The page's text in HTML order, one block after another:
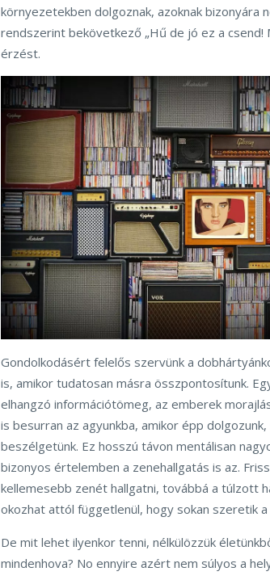
környezetekben dolgoznak, azoknak bizonyára
rendszerint bekövetkező „Hű de jó ez a csend!
érzést.
Gondolkodásért felelős szervünk a
is, amikor tudatosan másra összpontosítunk.
elhangzó információtömeg, az emberek
is besurran az agyunkba, amikor épp
beszélgetünk. Ez hosszú távon mentálisan
bizonyos értelemben a zenehallgatás is az.
kellemesebb zenét hallgatni, továbbá a túlzott
okozhat attól függetlenül, hogy sokan szeretik a
De mit lehet ilyenkor tenni, nélkülözzük
mindenhova? No ennyire azért nem súlyos a